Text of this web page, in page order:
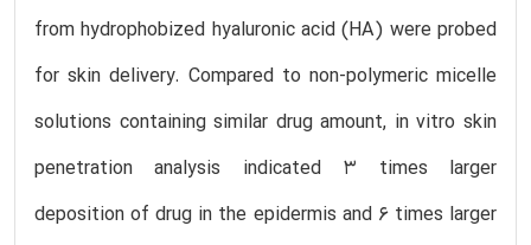
from hydrophobized hyaluronic acid (HA) were probed
for skin delivery. Compared to non-polymeric micelle
solutions containing similar drug amount, in vitro skin
penetration analysis indicated 3 times larger
deposition of drug in the epidermis and 6 times larger